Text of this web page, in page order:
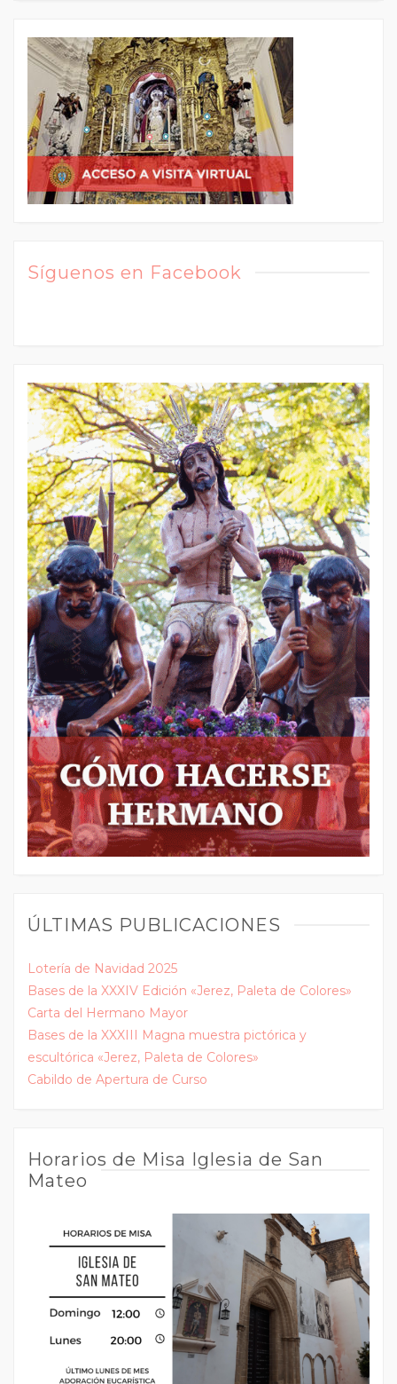
Síguenos en Facebook
ÚLTIMAS PUBLICACIONES
Lotería de Navidad 2025
Bases de la XXXIV Edición «Jerez, Paleta de Colores»
Carta del Hermano Mayor
Bases de la XXXIII Magna muestra pictórica y
escultórica «Jerez, Paleta de Colores»
Cabildo de Apertura de Curso
Horarios de Misa Iglesia de San
Mateo